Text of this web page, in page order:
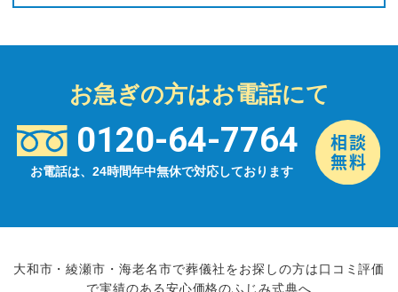
お急ぎの方はお電話にて
0120-64-7764
お電話は、24時間年中無休で対応しております
大和市・綾瀬市・海老名市で葬儀社をお探しの方は口コミ評価
で実績のある安心価格のふじみ式典へ